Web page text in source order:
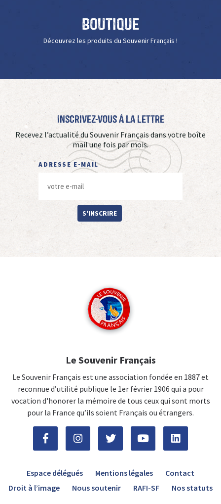
Boutique
Découvrez les produits du Souvenir Français !
Inscrivez-vous à La Lettre
Recevez l’actualité du Souvenir Français dans votre boîte
mail une fois par mois.
ADRESSE E-MAIL
S'INSCRIRE
Le Souvenir Français
Le Souvenir Français est une association fondée en 1887 et
reconnue d’utilité publique le 1er février 1906 qui a pour
vocation d'honorer la mémoire de tous ceux qui sont morts
pour la France qu’ils soient Français ou étrangers.
Espace délégués Mentions légales
Contact
Droit à l’image
Nous soutenir RAFI-SF Nos statuts